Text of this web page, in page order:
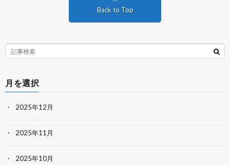
Back to Top
月を選択
2025年12月
2025年11月
2025年10月